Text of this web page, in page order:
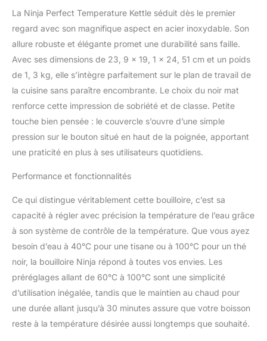
votre préréglage
sélectionné. Ébullition
rapide : faites bouillir
rapidement 1 tasse en
moins de 50 secondes.
Cette bouilloire à
ébullition rapide dispose
d'une puissance de 3
000 W et d'une grande
capacité de 1,7 l, assez
pour 7 tasses de thé ou
de café. Maintien de la
intelligente maintient la
température de l'eau
sélectionnée jusqu'à 30
minutes. Parfait pour
préparer une deuxième
boisson aussi délicieuse
que la première – pas
nouveau Facile à utiliser :
cette bouilloire intuitive
dispose de commandes
simples, d'une fenêtre
d'eau pratique avec
La Ninja Perfect Temperature Kettle séduit dès le premier
regard avec son magnifique aspect en acier inoxydable. Son
allure robuste et élégante promet une durabilité sans faille.
Avec ses dimensions de 23, 9 x 19, 1 x 24, 51 cm et un poids
de 1, 3 kg, elle s’intègre parfaitement sur le plan de travail de
la cuisine sans paraître encombrante. Le choix du noir mat
renforce cette impression de sobriété et de classe. Petite
touche bien pensée : le couvercle s’ouvre d’une simple
pression sur le bouton situé en haut de la poignée, apportant
une praticité en plus à ses utilisateurs quotidiens.
Performance et fonctionnalités
Ce qui distingue véritablement cette bouilloire, c’est sa
capacité à régler avec précision la température de l’eau grâce
à son système de contrôle de la température. Que vous ayez
besoin d’eau à 40°C pour une tisane ou à 100°C pour un thé
noir, la bouilloire Ninja répond à toutes vos envies. Les
préréglages allant de 60°C à 100°C sont une simplicité
d’utilisation inégalée, tandis que le maintien au chaud pour
une durée allant jusqu’à 30 minutes assure que votre boisson
reste à la température désirée aussi longtemps que souhaité.